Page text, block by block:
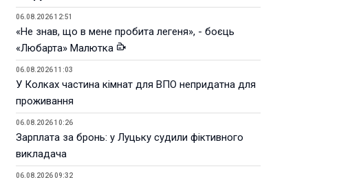
06.08.2026 12:51
«Не знав, що в мене пробита легеня», - боєць
«Любарта» Малютка
06.08.2026 11:03
У Колках частина кімнат для ВПО непридатна для
проживання
06.08.2026 10:26
Зарплата за бронь: у Луцьку судили фіктивного
викладача
06.08.2026 09:32